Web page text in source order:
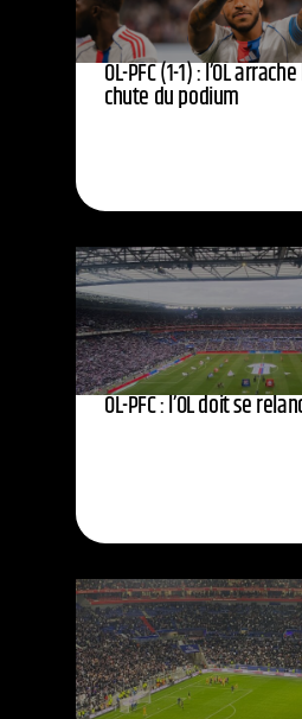
OL-PFC (1-1) : l’OL
chute du podium
OL-PFC : l’OL doit se